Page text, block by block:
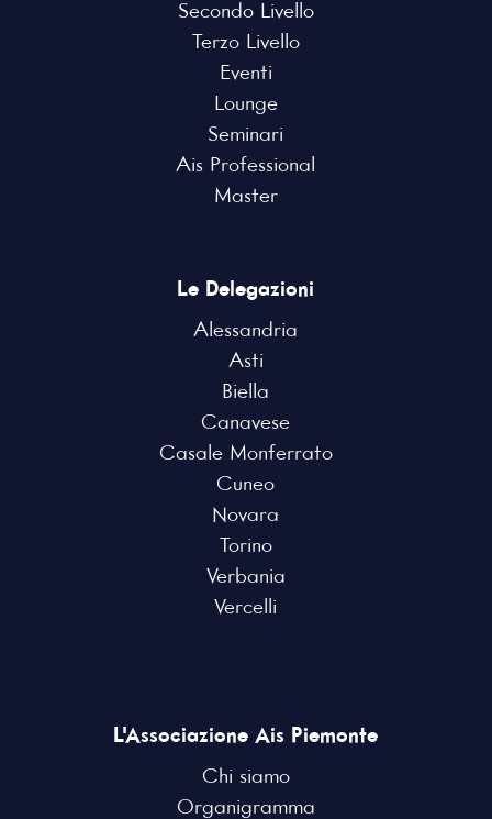
Secondo Livello
Terzo Livello
Eventi
Lounge
Seminari
Ais Professional
Master
Le Delegazioni
Alessandria
Asti
Biella
Canavese
Casale Monferrato
Cuneo
Novara
Torino
Verbania
Vercelli
L'Associazione Ais Piemonte
Chi siamo
Organigramma